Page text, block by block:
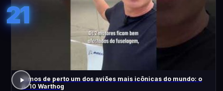
21
Vimos de perto um dos aviões mais icônicas do mundo: o
A-10 Warthog